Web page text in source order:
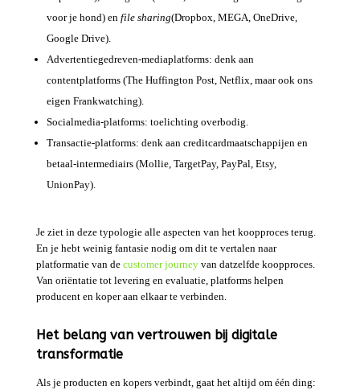
voor je hond) en file sharing(Dropbox, MEGA, OneDrive,
Google Drive).
Advertentiegedreven-mediaplatforms: denk aan
contentplatforms (The Huffington Post, Netflix, maar ook ons
eigen Frankwatching).
Socialmedia-platforms: toelichting overbodig.
Transactie-platforms: denk aan creditcardmaatschappijen en
betaal-intermediairs (Mollie, TargetPay, PayPal, Etsy,
UnionPay).
Je ziet in deze typologie alle aspecten van het koopproces terug.
En je hebt weinig fantasie nodig om dit te vertalen naar
platformatie van de customer journeyvan datzelfde koopproces.
Van oriëntatie tot levering en evaluatie, platforms helpen
producent en koper aan elkaar te verbinden.
Het belang van vertrouwen bij digitale
transformatie
Als je producten en kopers verbindt, gaat het altijd om één ding: